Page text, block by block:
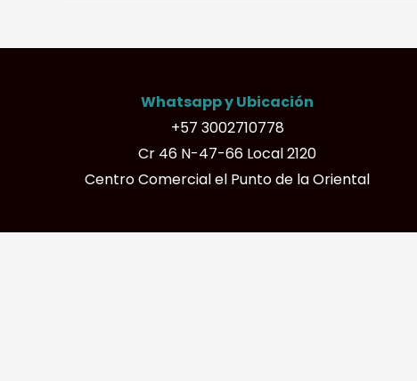
Whatsapp y Ubicación
+57 3002710778
Cr 46 N-47-66 Local 2120
Centro Comercial el Punto de la Oriental